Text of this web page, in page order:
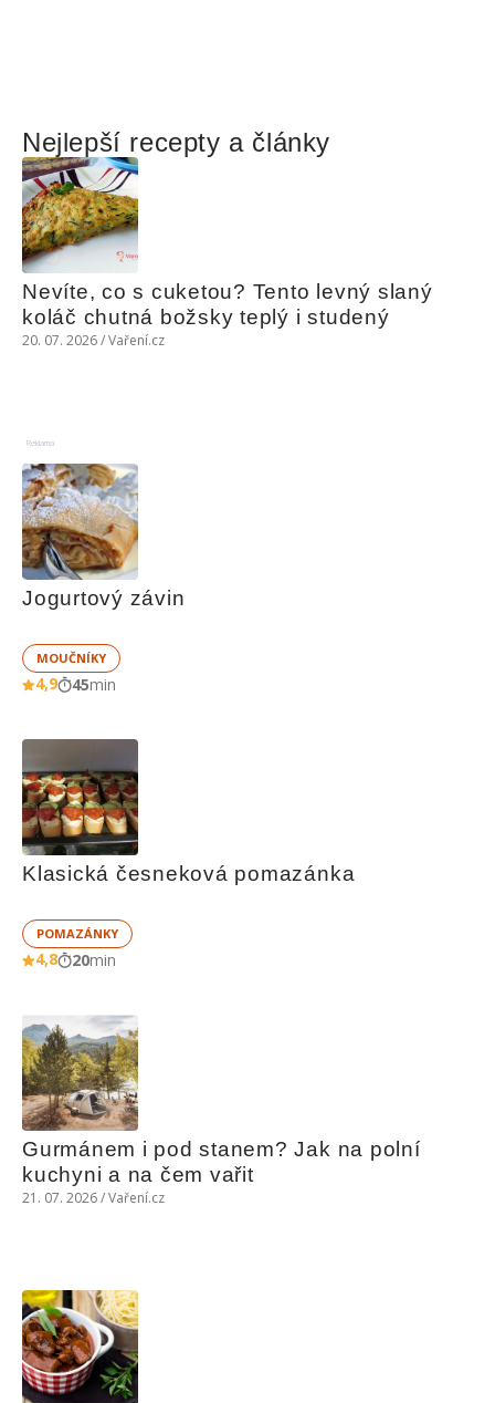
Nejlepší recepty a články
Nevíte, co s cuketou? Tento levný slaný
koláč chutná božsky teplý i studený
20. 07. 2026 / Vaření.cz
Reklama
Jogurtový závin
MOUČNÍKY
4,9 45min
Klasická česneková pomazánka
POMAZÁNKY
4,8 20min
Gurmánem i pod stanem? Jak na polní
kuchyni a na čem vařit
21. 07. 2026 / Vaření.cz